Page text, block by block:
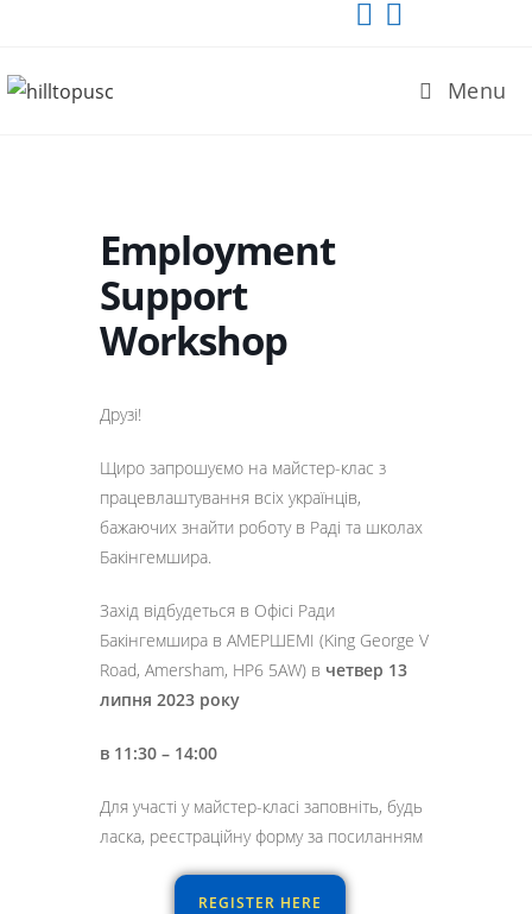
Menu
Employment
Support
Workshop
Друзі!
Щиро запрошуємо на майстер-клас з
працевлаштування всіх українців,
бажаючих знайти роботу в Раді та школах
Бакінгемшира.
Захід відбудеться в Офісі Ради
Бакінгемшира в АМЕРШЕМІ (King George V
Road, Amersham, HP6 5AW) в четвер 13
липня 2023 року
в 11:30 – 14:00
Для участі у майстер-класі заповніть, будь
ласка, реєстраційну форму за посиланням
REGISTER HERE